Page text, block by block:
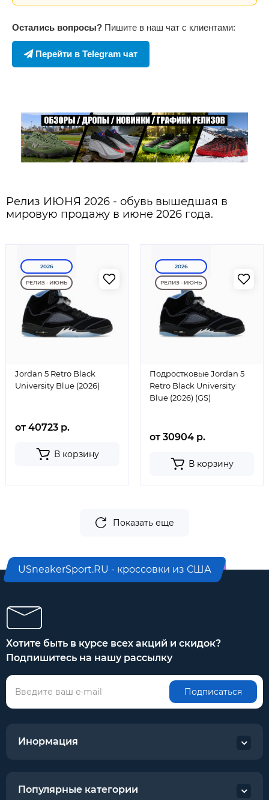
Остались вопросы? Пишите в наш чат с клиентами:
Перейти в Telegram чат
Релиз ИЮНЯ 2026 - обувь вышедшая в
мировую продажу в июне 2026 года.
2026
РЕЛИЗ - ИЮНЬ
Jordan 5 Retro Black
University Blue (2026)
от 40723 р.
В корзину
2026
РЕЛИЗ - ИЮНЬ
Подростковые Jordan 5
Retro Black University
Blue (2026) (GS)
от 30904 р.
В корзину
Показать еще
USneakerSport.RU - кроссовки из США
Хотите быть в курсе всех акций и скидок?
Подпишитесь на нашу рассылку
Подписаться
Инормация
Популярные категории